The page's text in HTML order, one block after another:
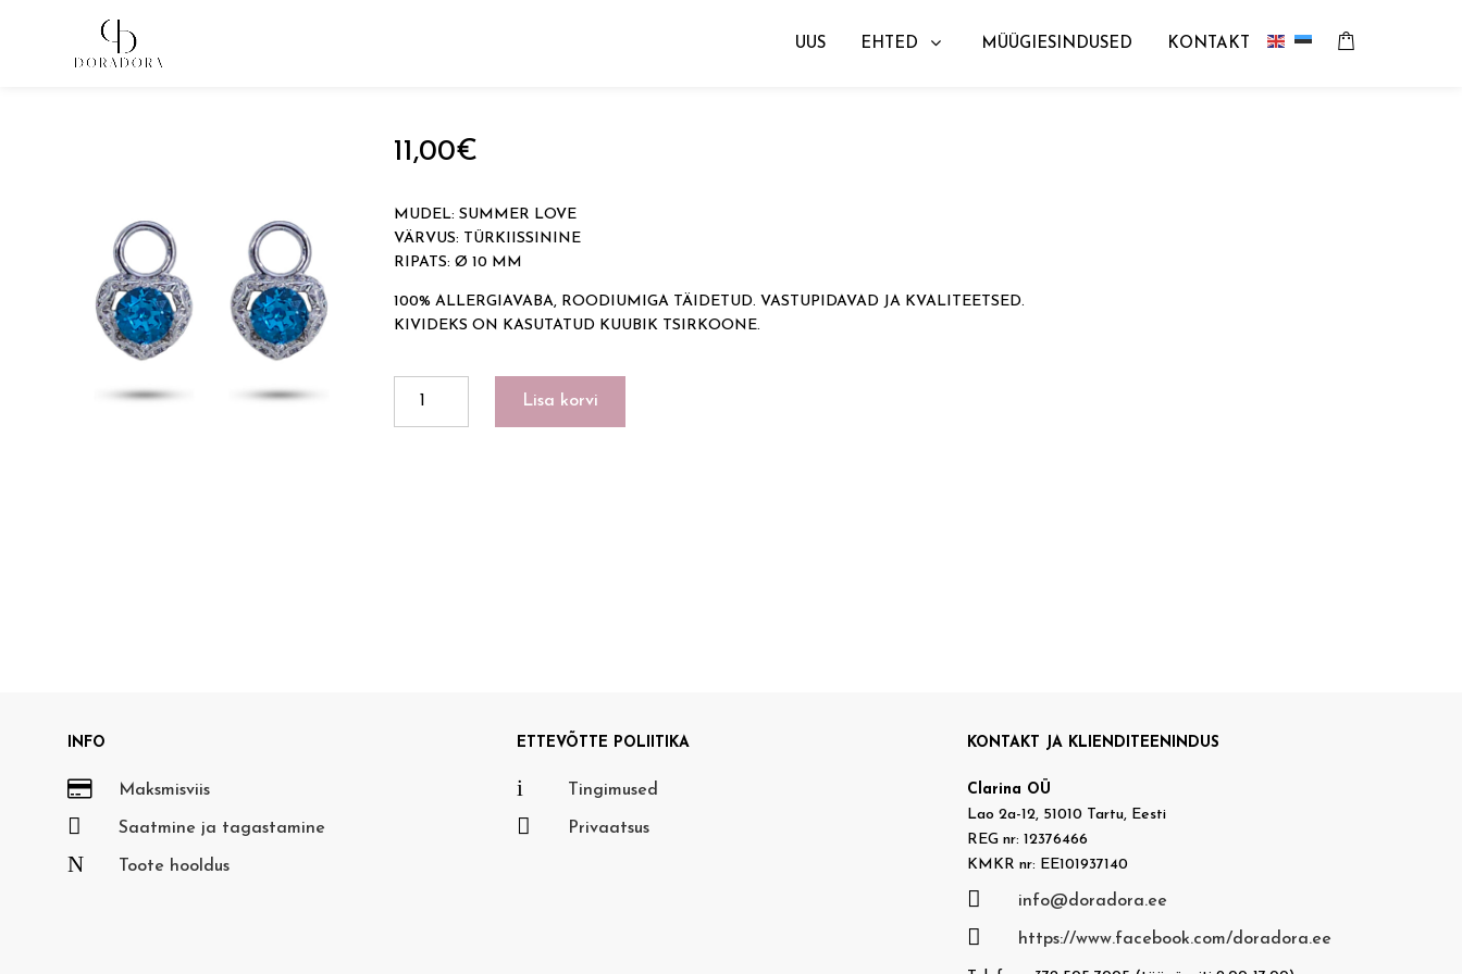
UUS EHTED MÜÜGIESINDUSED
KONTAKT
Avaleht→ Tugevkullatud ehted
11,00€
MUDEL: SUMMER LOVE
VÄRVUS: TÜRKIISSININE
RIPATS: Ø 10 MM
100% ALLERGIAVABA, ROODIUMIGA TÄIDETUD. VASTUPIDAVAD JA KVALITEETSED.
KIVIDEKS ON KASUTATUD KUUBIK TSIRKOONE.
Lisa korvi
INFO
 Maksmisviis
 Saatmine ja tagastamine
N Toote hooldus
ETTEVÕTTE POLIITIKA
i Tingimused
 Privaatsus
KONTAKT JA KLIENDITEENINDUS
Clarina OÜ
Lao 2a-12, 51010 Tartu, Eesti
REG nr: 12376466
KMKR nr: EE101937140
 info@doradora.ee
 https://www.facebook.com/doradora.ee